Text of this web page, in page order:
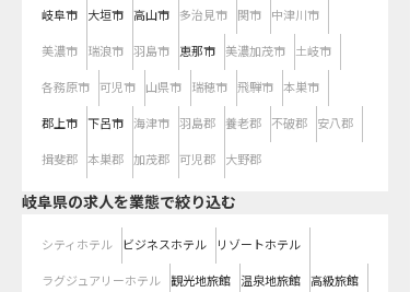
岐阜市 大垣市 高山市 多治見市 関市 中津川市
美濃市 瑞浪市 羽島市 恵那市 美濃加茂市 土岐市
各務原市 可児市 山県市 瑞穂市 飛騨市 本巣市
郡上市 下呂市 海津市 羽島郡 養老郡 不破郡 安八郡
揖斐郡 本巣郡 加茂郡 可児郡 大野郡
岐阜県の求人を業態で絞り込む
シティホテル ビジネスホテル リゾートホテル
ラグジュアリーホテル 観光地旅館 温泉地旅館 高級旅館